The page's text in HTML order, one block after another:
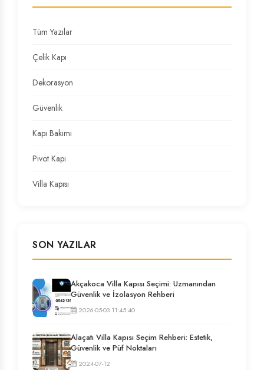
Tüm Yazılar
Çelik Kapı
Dekorasyon
Güvenlik
Kapı Bakımı
Pivot Kapı
Villa Kapısı
SON YAZILAR
Akçakoca Villa Kapısı Seçimi: Uzmanından
Güvenlik ve İzolasyon Rehberi
2026-05-03 11:45:40
Alaçatı Villa Kapısı Seçim Rehberi: Estetik,
Güvenlik ve Püf Noktaları
2024-07-12